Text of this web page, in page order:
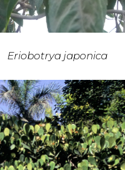
Eriobotrya japonica